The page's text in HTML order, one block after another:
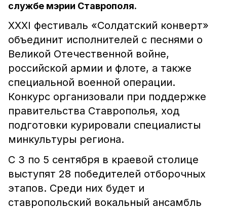
службе мэрии Ставрополя.
XXXI фестиваль «Солдатский конверт»
объединит исполнителей с песнями о
Великой Отечественной войне,
российской армии и флоте, а также
специальной военной операции.
Конкурс организовали при поддержке
правительства Ставрополья, ход
подготовки курировали специалисты
минкультуры региона.
С 3 по 5 сентября в краевой столице
выступят 28 победителей отборочных
этапов. Среди них будет и
ставропольский вокальный ансамбль